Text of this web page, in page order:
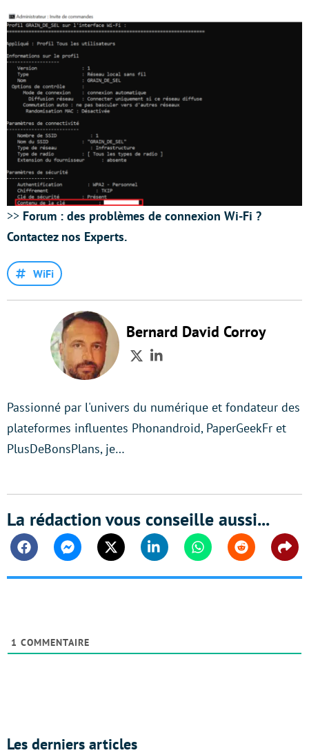
>> Forum : des problèmes de connexion Wi-Fi ?
Contactez nos Experts.
WiFi
Bernard David Corroy
TwitterLinkedIn
Passionné par l'univers du numérique et fondateur des
plateformes influentes Phonandroid, PaperGeekFr et
PlusDeBonsPlans, je…
La rédaction vous conseille aussi...
FacebookMessengerTwitter Linkedin WhatsappReddit
1 COMMENTAIRE
Les derniers articles